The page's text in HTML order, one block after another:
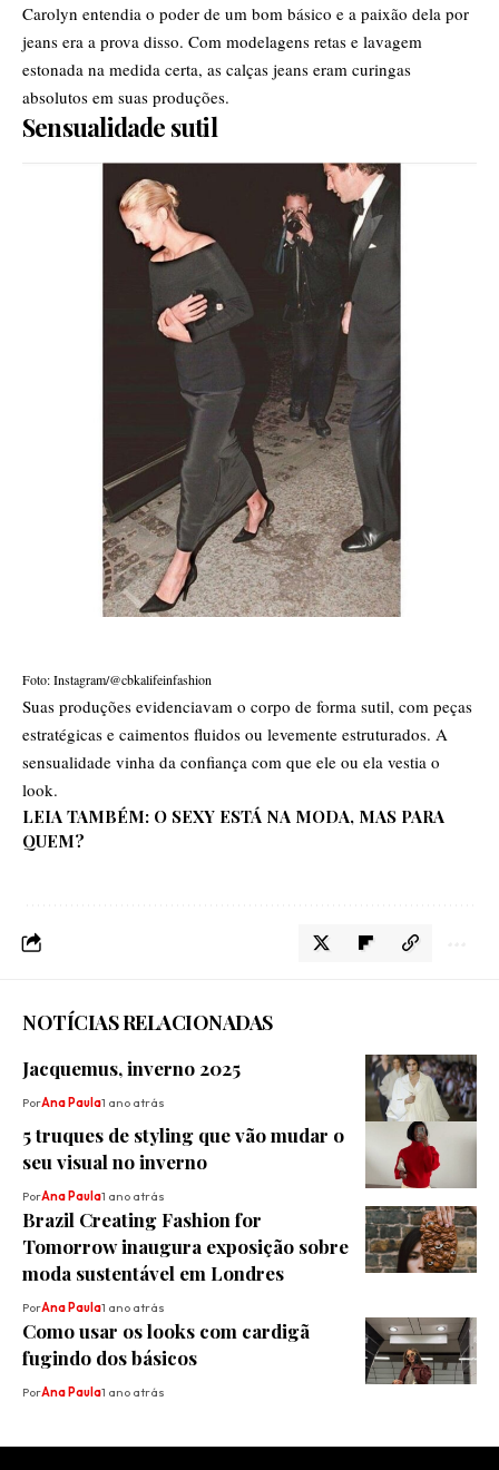
Carolyn entendia o poder de um bom básico e a paixão dela por
jeans era a prova disso. Com modelagens retas e lavagem
estonada na medida certa, as calças jeans eram curingas
absolutos em suas produções.
Sensualidade sutil
Foto: Instagram/@cbkalifeinfashion
Suas produções evidenciavam o corpo de forma sutil, com peças
estratégicas e caimentos fluidos ou levemente estruturados. A
sensualidade vinha da confiança com que ele ou ela vestia o
look.
LEIA TAMBÉM: O SEXY ESTÁ NA MODA, MAS PARA
QUEM?
NOTÍCIAS RELACIONADAS
Jacquemus, inverno 2025
PorAna Paula1 ano atrás
5 truques de styling que vão mudar o
seu visual no inverno
PorAna Paula1 ano atrás
Brazil Creating Fashion for
Tomorrow inaugura exposição sobre
moda sustentável em Londres
PorAna Paula1 ano atrás
Como usar os looks com cardigã
fugindo dos básicos
PorAna Paula1 ano atrás